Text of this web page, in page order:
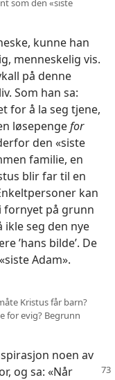
som den «siste
kunne han
menneskelig vis.
på denne
Som han sa:
for å la seg tjene,
løsepengefor
den «siste
familie, en
blir far til en
kan
fornyet på grunn
ikle seg den nye
’hans bilde’. De
Adam».
Kristus får barn?
for evig? Begrunn
noen av
og sa: «Når